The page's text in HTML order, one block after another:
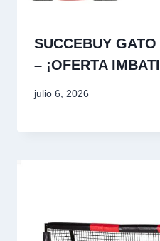
SUCCEBUY
– ¡OFERTA
julio 6, 2026